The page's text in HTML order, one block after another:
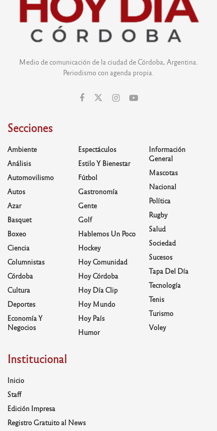
Medio de comunicación de la ciudad de Córdoba, Argentina.
Periodismo con agenda propia.
Secciones
Ambiente
Análisis
Automovilismo
Autos
Azar
Basquet
Boxeo
Ciencia
Columnistas
Córdoba
Cultura
Deportes
Economía Y
Negocios
Espectáculos
Estilo Y Bienestar
Fútbol
Gastronomía
Gente
Golf
Hablemos Un Poco
Hockey
Hoy Comunidad
Hoy Córdoba
Hoy Día Clip
Hoy Mundo
Hoy País
Humor
Información
General
Mascotas
Nacional
Política
Rugby
Salud
Sociedad
Sucesos
Tapa Del Día
Tecnología
Tenis
Turismo
Voley
Institucional
Inicio
Staff
Edición Impresa
Registro Gratuito al News